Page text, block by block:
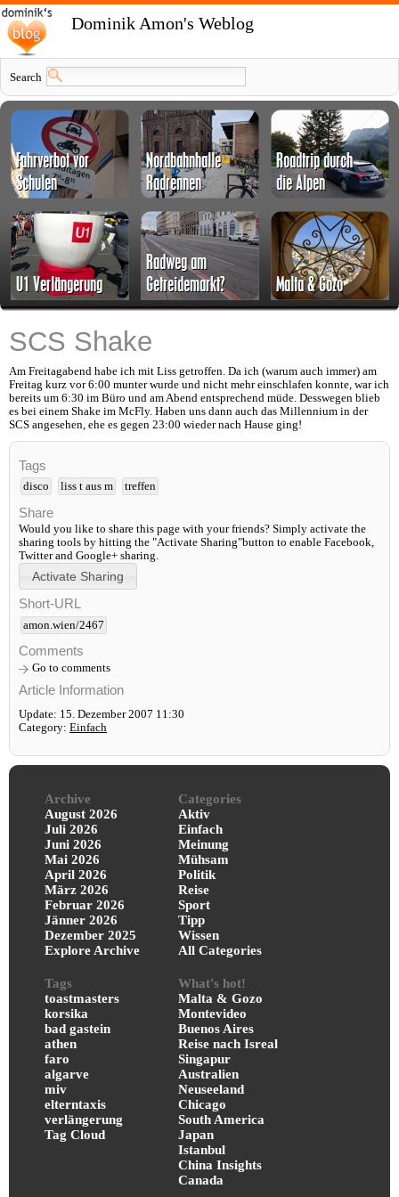
Dominik Amon's Weblog
Search
SCS Shake
Am Freitagabend habe ich mit Liss getroffen. Da ich (warum auch immer) am
Freitag kurz vor 6:00 munter wurde und nicht mehr einschlafen konnte, war ich
bereits um 6:30 im Büro und am Abend entsprechend müde. Desswegen blieb
es bei einem Shake im McFly. Haben uns dann auch das Millennium in der
SCS angesehen, ehe es gegen 23:00 wieder nach Hause ging!
Tags
disco liss t aus m treffen
Share
Would you like to share this page with your friends? Simply activate the
sharing tools by hitting the "Activate Sharing"button to enable Facebook,
Twitter and Google+ sharing.
Short-URL
amon.wien/2467
Comments
Go to comments
Article Information
Update: 15. Dezember 2007 11:30
Category: Einfach
Archive
August 2026
Juli 2026
Juni 2026
Mai 2026
April 2026
März 2026
Februar 2026
Jänner 2026
Dezember 2025
Explore Archive
Categories
Aktiv
Einfach
Meinung
Mühsam
Politik
Reise
Sport
Tipp
Wissen
All Categories
Tags
toastmasters
korsika
bad gastein
athen
faro
algarve
miv
elterntaxis
verlängerung
Tag Cloud
What's hot!
Malta & Gozo
Montevideo
Buenos Aires
Reise nach Isreal
Singapur
Australien
Neuseeland
Chicago
South America
Japan
Istanbul
China Insights
Canada